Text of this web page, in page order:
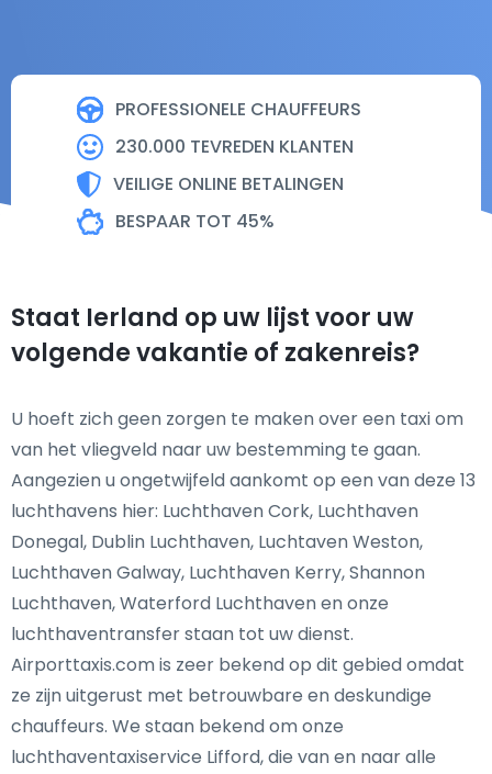
PROFESSIONELE CHAUFFEURS
230.000 TEVREDEN KLANTEN
VEILIGE ONLINE BETALINGEN
BESPAAR TOT 45%
Staat Ierland op uw lijst voor uw
volgende vakantie of zakenreis?
U hoeft zich geen zorgen te maken over een taxi om
van het vliegveld naar uw bestemming te gaan.
Aangezien u ongetwijfeld aankomt op een van deze 13
luchthavens hier: Luchthaven Cork, Luchthaven
Donegal, Dublin Luchthaven, Luchtaven Weston,
Luchthaven Galway, Luchthaven Kerry, Shannon
Luchthaven, Waterford Luchthaven en onze
luchthaventransfer staan tot uw dienst.
Airporttaxis.com is zeer bekend op dit gebied omdat
ze zijn uitgerust met betrouwbare en deskundige
chauffeurs. We staan bekend om onze
luchthaventaxiservice Lifford, die van en naar alle